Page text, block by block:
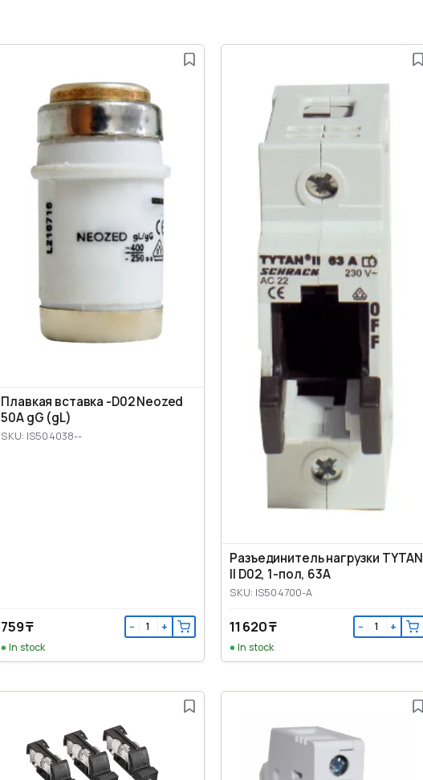
Плавкая вставка -D02 Neozed
50A gG (gL)
SKU: IS504038--
759 ₸ − +
In stock
Разъединитель нагрузки TYTAN
II D02, 1-пол, 63A
SKU: IS504700-A
11 620 ₸ − +
In stock